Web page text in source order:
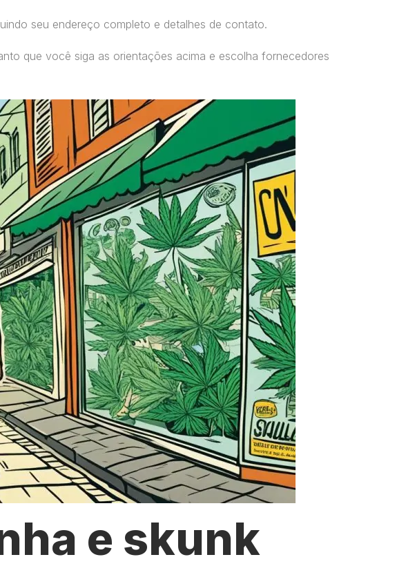
seu endereço completo e detalhes de contato.
que você siga as orientações acima e escolha fornecedores
e skunk